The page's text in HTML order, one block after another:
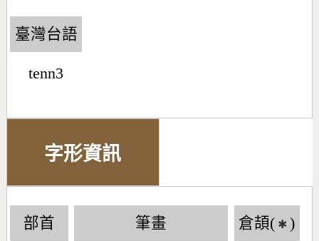
臺灣台語
tenn3
字形資訊
部首 筆畫 倉頡( ✱ )